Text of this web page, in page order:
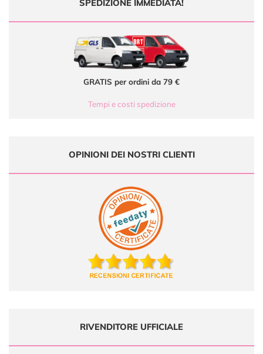
SPEDIZIONE IMMEDIATA!
GRATIS per ordini da 79 €
Tempi e costi spedizione
OPINIONI DEI NOSTRI CLIENTI
RIVENDITORE UFFICIALE